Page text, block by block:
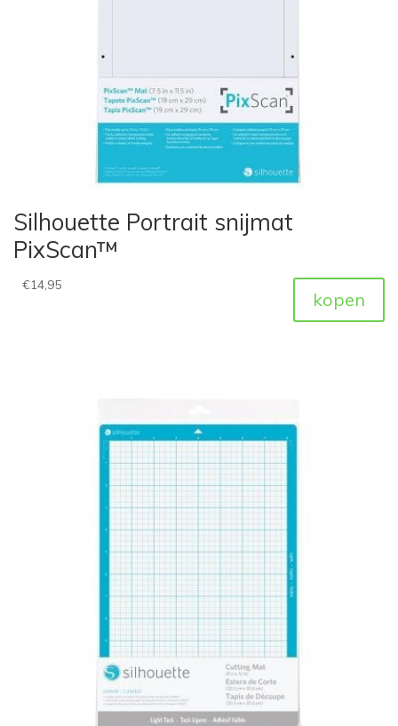
Silhouette Portrait snijmat
PixScan™
€14,95
kopen